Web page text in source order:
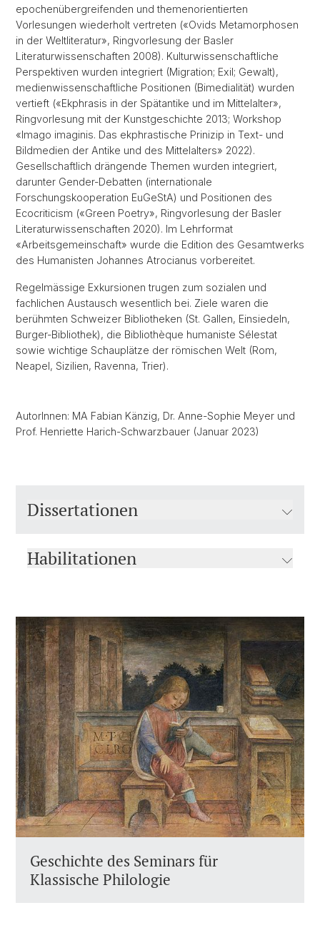
epochenübergreifenden und themenorientierten
Vorlesungen wiederholt vertreten («Ovids Metamorphosen
in der Weltliteratur», Ringvorlesung der Basler
Literaturwissenschaften 2008). Kulturwissenschaftliche
Perspektiven wurden integriert (Migration; Exil; Gewalt),
medienwissenschaftliche Positionen (Bimedialität) wurden
vertieft («Ekphrasis in der Spätantike und im Mittelalter»,
Ringvorlesung mit der Kunstgeschichte 2013; Workshop
«Imago imaginis. Das ekphrastische Prinizip in Text- und
Bildmedien der Antike und des Mittelalters» 2022).
Gesellschaftlich drängende Themen wurden integriert,
darunter Gender-Debatten (internationale
Forschungskooperation EuGeStA) und Positionen des
Ecocriticism («Green Poetry», Ringvorlesung der Basler
Literaturwissenschaften 2020). Im Lehrformat
«Arbeitsgemeinschaft» wurde die Edition des Gesamtwerks
des Humanisten Johannes Atrocianus vorbereitet.
Regelmässige Exkursionen trugen zum sozialen und
fachlichen Austausch wesentlich bei. Ziele waren die
berühmten Schweizer Bibliotheken (St. Gallen, Einsiedeln,
Burger-Bibliothek), die Bibliothèque humaniste Sélestat
sowie wichtige Schauplätze der römischen Welt (Rom,
Neapel, Sizilien, Ravenna, Trier).
AutorInnen: MA Fabian Känzig, Dr. Anne-Sophie Meyer und
Prof. Henriette Harich-Schwarzbauer (Januar 2023)
Dissertationen
Habilitationen
Geschichte des Seminars für
Klassische Philologie